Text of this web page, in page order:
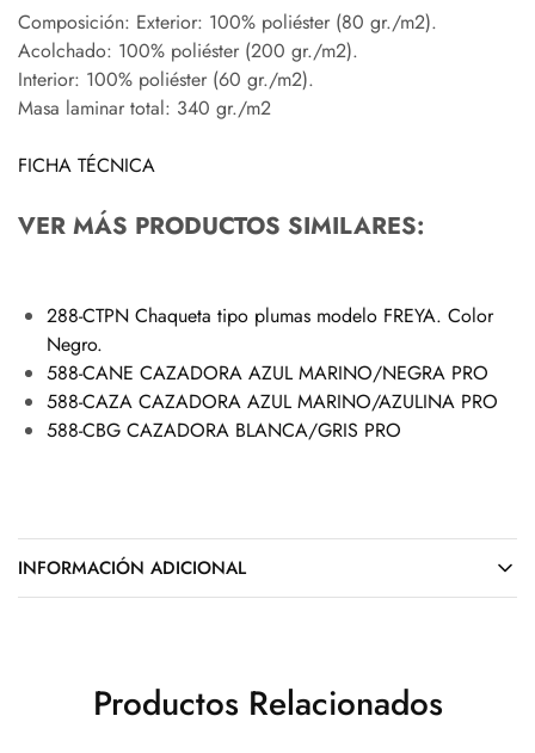
Composición: Exterior: 100% poliéster (80 gr./m2).
Acolchado: 100% poliéster (200 gr./m2).
Interior: 100% poliéster (60 gr./m2).
Masa laminar total: 340 gr./m2
FICHA TÉCNICA
VER MÁS PRODUCTOS SIMILARES:
288-CTPN Chaqueta tipo plumas modelo FREYA. Color
Negro.
588-CANE CAZADORA AZUL MARINO/NEGRA PRO
588-CAZA CAZADORA AZUL MARINO/AZULINA PRO
588-CBG CAZADORA BLANCA/GRIS PRO
INFORMACIÓN ADICIONAL
Productos Relacionados